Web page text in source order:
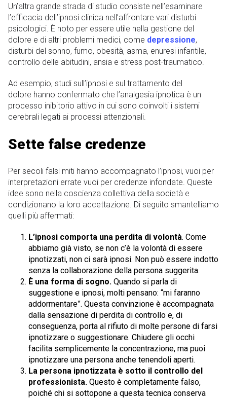
Un’altra grande strada di studio consiste nell’esaminare
l’efficacia dell’ipnosi clinica nell’affrontare vari disturbi
psicologici. È noto per essere utile nella gestione del
dolore e di altri problemi medici, come depressione,
disturbi del sonno, fumo, obesità, asma, enuresi infantile,
controllo delle abitudini, ansia e stress post-traumatico.
Ad esempio, studi sull’ipnosi e sul trattamento del
dolore hanno confermato che l’analgesia ipnotica è un
processo inibitorio attivo in cui sono coinvolti i sistemi
cerebrali legati ai processi attenzionali.
Sette false credenze
Per secoli falsi miti hanno accompagnato l’ipnosi, vuoi per
interpretazioni errate vuoi per credenze infondate. Queste
idee sono nella coscienza collettiva della società e
condizionano la loro accettazione. Di seguito smantelliamo
quelli più affermati:
L’ipnosi comporta una perdita di volontà. Come
abbiamo già visto, se non c’è la volontà di essere
ipnotizzati, non ci sarà ipnosi. Non può essere indotto
senza la collaborazione della persona suggerita.
È una forma di sogno. Quando si parla di
suggestione e ipnosi, molti pensano: “mi faranno
addormentare”. Questa convinzione è accompagnata
dalla sensazione di perdita di controllo e, di
conseguenza, porta al rifiuto di molte persone di farsi
ipnotizzare o suggestionare. Chiudere gli occhi
facilita semplicemente la concentrazione, ma puoi
ipnotizzare una persona anche tenendoli aperti.
La persona ipnotizzata è sotto il controllo del
professionista. Questo è completamente falso,
poiché chi si sottopone a questa tecnica conserva